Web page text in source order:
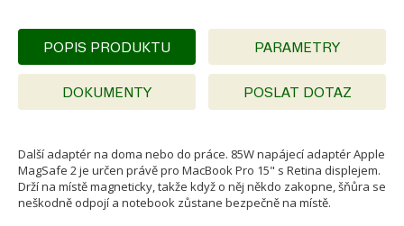
POPIS PRODUKTU PARAMETRY
DOKUMENTY POSLAT DOTAZ
Další adaptér na doma nebo do práce. 85W napájecí adaptér Apple
MagSafe 2 je určen právě pro MacBook Pro 15" s Retina displejem.
Drží na místě magneticky, takže když o něj někdo zakopne, šňůra se
neškodně odpojí a notebook zůstane bezpečně na místě.